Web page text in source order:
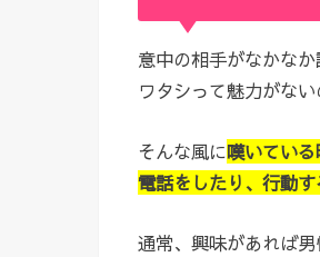
意中の相手がなかなか
ワタシって魅力がな
そんな風に嘆いてい
電話をしたり、行動
通常、興味があれば男